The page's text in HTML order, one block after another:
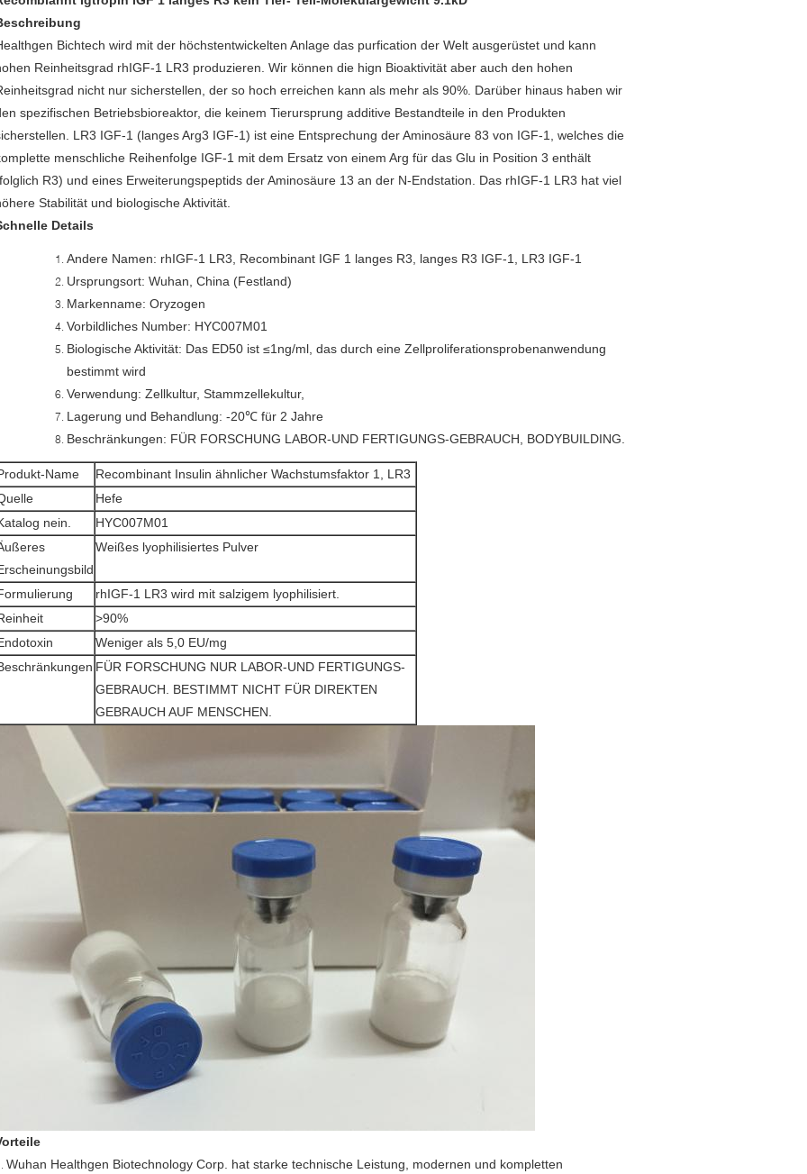
Bichtech wird mit der höchstentwickelten Anlage das purfication der Welt ausgerüstet und kann
Reinheitsgrad rhIGF-1 LR3 produzieren. Wir können die hign Bioaktivität aber auch den hohen
nicht nur sicherstellen, der so hoch erreichen kann als mehr als 90%. Darüber hinaus haben wir
spezifischen Betriebsbioreaktor, die keinem Tierursprung additive Bestandteile in den Produkten
LR3 IGF-1 (langes Arg3 IGF-1) ist eine Entsprechung der Aminosäure 83 von IGF-1, welches die
menschliche Reihenfolge IGF-1 mit dem Ersatz von einem Arg für das Glu in Position 3 enthält
R3) und eines Erweiterungspeptids der Aminosäure 13 an der N-Endstation. Das rhIGF-1 LR3 hat viel
Stabilität und biologische Aktivität.
Details
Andere Namen: rhIGF-1 LR3, Recombinant IGF 1 langes R3, langes R3 IGF-1, LR3 IGF-1
Ursprungsort: Wuhan, China (Festland)
Markenname: Oryzogen
Vorbildliches Number: HYC007M01
Biologische Aktivität: Das ED50 ist ≤1ng/ml, das durch eine Zellproliferationsprobenanwendung
bestimmt wird
Verwendung: Zellkultur, Stammzellekultur,
Lagerung und Behandlung: -20℃ für 2 Jahre
Beschränkungen: FÜR FORSCHUNG LABOR-UND FERTIGUNGS-GEBRAUCH, BODYBUILDING.
Name
Recombinant Insulin ähnlicher Wachstumsfaktor 1, LR3
Hefe
nein.
HYC007M01
Weißes lyophilisiertes Pulver
rhIGF-1 LR3 wird mit salzigem lyophilisiert.
>90%
Weniger als 5,0 EU/mg
FÜR FORSCHUNG NUR LABOR-UND FERTIGUNGS-
GEBRAUCH. BESTIMMT NICHT FÜR DIREKTEN
GEBRAUCH AUF MENSCHEN.
Wuhan Healthgen Biotechnology Corp. hat starke technische Leistung, modernen und kompletten